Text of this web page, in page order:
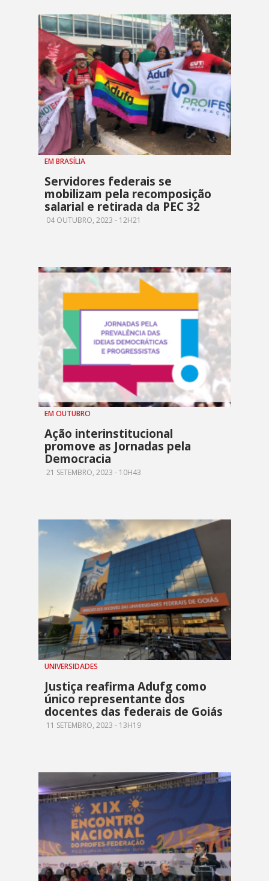
EM BRASÍLIA
Servidores federais se
mobilizam pela recomposição
salarial e retirada da PEC 32
04 OUTUBRO, 2023 - 12H21
EM OUTUBRO
Ação interinstitucional
promove as Jornadas pela
Democracia
21 SETEMBRO, 2023 - 10H43
UNIVERSIDADES
Justiça reafirma Adufg como
único representante dos
docentes das federais de Goiás
11 SETEMBRO, 2023 - 13H19